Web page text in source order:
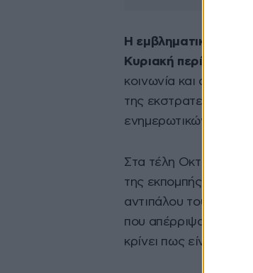
Η εμβληματική
Κυριακή περίπου 10
κοινωνία και από
της εκστρατείας
ενημερωτικών ΜΜΕ.
Στα τέλη Οκτωβρίου,
της εκπομπής
αντιπάλου του των
που απέρριψαν η
κρίνει πως είναι